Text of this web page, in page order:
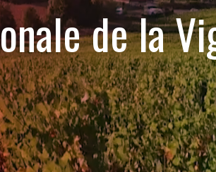
de la